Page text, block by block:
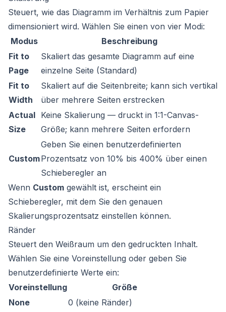
Steuert, wie das Diagramm im Verhältnis zum Papier
dimensioniert wird. Wählen Sie einen von vier Modi:
Modus
Beschreibung
Fit to
Page
Skaliert das gesamte Diagramm auf eine
einzelne Seite (Standard)
Fit to
Width
Skaliert auf die Seitenbreite; kann sich vertikal
über mehrere Seiten erstrecken
Actual
Size
Keine Skalierung — druckt in 1:1-Canvas-
Größe; kann mehrere Seiten erfordern
Custom
Geben Sie einen benutzerdefinierten
Prozentsatz von 10% bis 400% über einen
Schieberegler an
Wenn Custom gewählt ist, erscheint ein
Schieberegler, mit dem Sie den genauen
Skalierungsprozentsatz einstellen können.
Ränder
Steuert den Weißraum um den gedruckten Inhalt.
Wählen Sie eine Voreinstellung oder geben Sie
benutzerdefinierte Werte ein:
Voreinstellung
Größe
None
0 (keine Ränder)